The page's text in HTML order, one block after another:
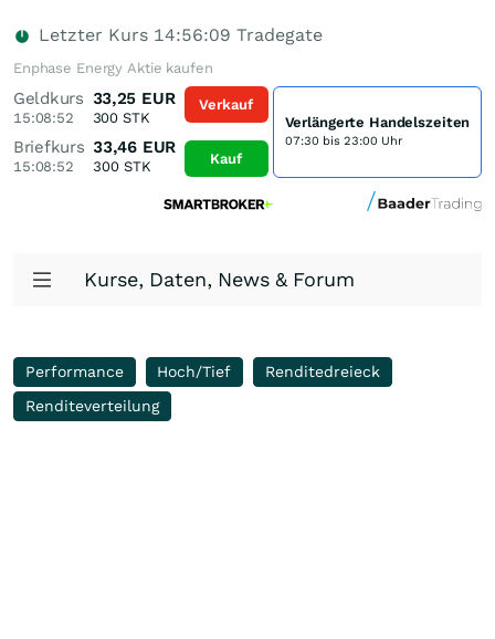
Letzter Kurs 14:56:09 Tradegate
Enphase Energy Aktie kaufen
Geldkurs
15:08:52
33,25 EUR
300 STK
Briefkurs
15:08:52
33,46 EUR
300STK
Verkauf
Kauf
Verlängerte Handelszeiten
07:30 bis 23:00 Uhr
Kurse, Daten, News & Forum
Performance Hoch/Tief
Renditedreieck
Renditeverteilung